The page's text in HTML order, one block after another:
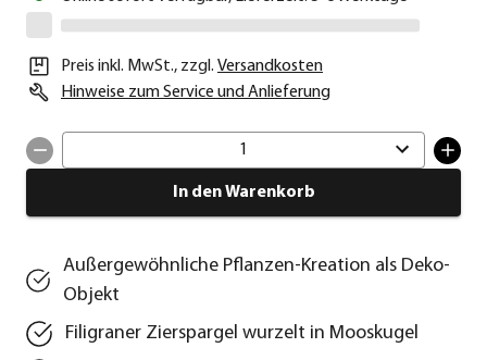
Preis inkl. MwSt., zzgl. Versandkosten
Hinweise zum Service und Anlieferung
1
In den Warenkorb
Außergewöhnliche Pflanzen-Kreation als Deko-
Objekt
Filigraner Zierspargel wurzelt in Mooskugel